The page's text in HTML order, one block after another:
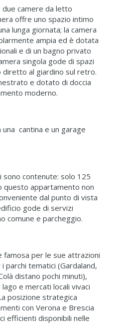
camere da letto
offre uno spazio intimo
lunga giornata; la camera
ampia ed è dotata
e di un bagno privato
singola gode di spazi
diretto al giardino sul retro.
e dotato di doccia
moderno.
cantina e un garage
sono contenute: solo 125
questo appartamento non
dal punto di vista
gode di servizi
comune e parcheggio.
famosa per le sue attrazioni
parchi tematici (Gardaland,
distano pochi minuti),
e mercati locali vivaci
posizione strategica
con Verona e Brescia
efficienti disponibili nelle